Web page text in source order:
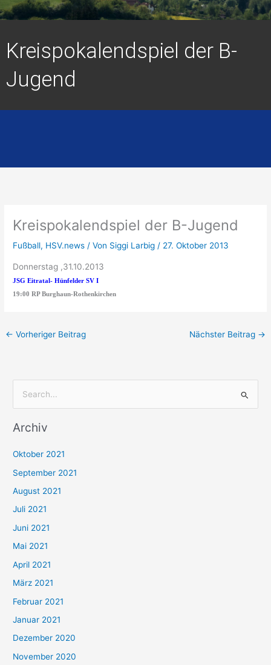
Kreispokalendspiel der B-
Jugend
Kreispokalendspiel der B-Jugend
Fußball, HSV.news / Von Siggi Larbig/ 27. Oktober 2013
Donnerstag ,31.10.2013
JSG Eitratal- Hünfelder SV I
19:00 RP Burghaun-Rothenkirchen
← Vorheriger Beitrag Nächster Beitrag →
c
n
n
a
c
h
:
Archiv
Oktober 2021
September 2021
August 2021
Juli 2021
Juni 2021
Mai 2021
April 2021
März 2021
Februar 2021
Januar 2021
Dezember 2020
November 2020